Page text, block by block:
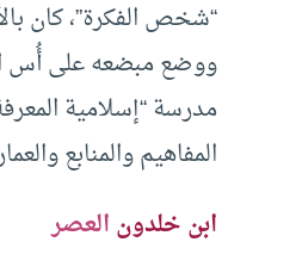
“شخص الفكرة”، كان
ووضع مبضعه على أُس
مدرسة “إسلامية
المفاهيم والمنابع
ابن خلدونالعصر